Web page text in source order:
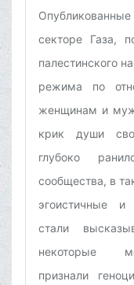
секторе Газа,
палестинского
режима по
женщинам и
крик души
глубоко
сообщества, в
эгоистичные
стали
некоторые
признали